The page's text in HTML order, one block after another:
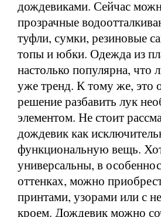
дождевиками. Сейчас
прозрачные
туфли, сумки, резиновые
топы и юбки. Одежда из
настолько популярна, что
уже тренд. К тому же, это
решение разбавить лук
элементом. Не стоит
дождевик как
функциональную вещь.
универсальны, в
оттенках, можно
принтами, узорами или с
кроем. Дождевик можно